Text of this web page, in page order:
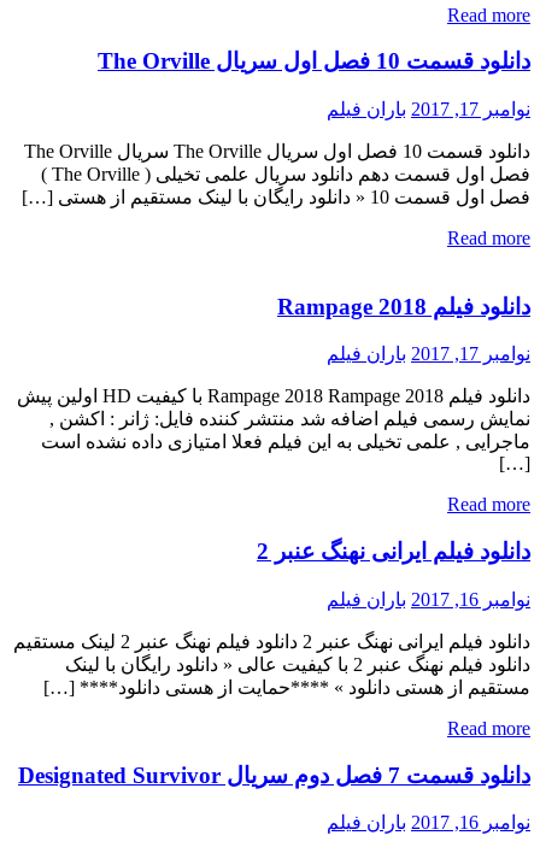
Read more
دانلود قسمت 10 فصل اول سریال The Orville
نوامبر 17, 2017 باران فیلم
دانلود قسمت 10 فصل اول سریال The Orville سریال The Orville
فصل اول قسمت دهم دانلود سریال علمی تخیلی ( The Orville )
فصل اول قسمت 10 « دانلود رایگان با لینک مستقیم از هستی […]
Read more
دانلود فیلم Rampage 2018
نوامبر 17, 2017 باران فیلم
دانلود فیلم Rampage 2018 Rampage 2018 با کیفیت HD اولین پیش
نمایش رسمی فیلم اضافه شد منتشر کننده فایل: ژانر : اکشن ,
ماجرایی , علمی تخیلی به این فیلم فعلا امتیازی داده نشده است
[…]
Read more
دانلود فیلم ایرانی نهنگ عنبر 2
نوامبر 16, 2017 باران فیلم
دانلود فیلم ایرانی نهنگ عنبر 2 دانلود فیلم نهنگ عنبر 2 لینک مستقیم
دانلود فیلم نهنگ عنبر 2 با کیفیت عالی « دانلود رایگان با لینک
مستقیم از هستی دانلود » ****حمایت از هستی دانلود**** […]
Read more
دانلود قسمت 7 فصل دوم سریال Designated Survivor
نوامبر 16, 2017 باران فیلم